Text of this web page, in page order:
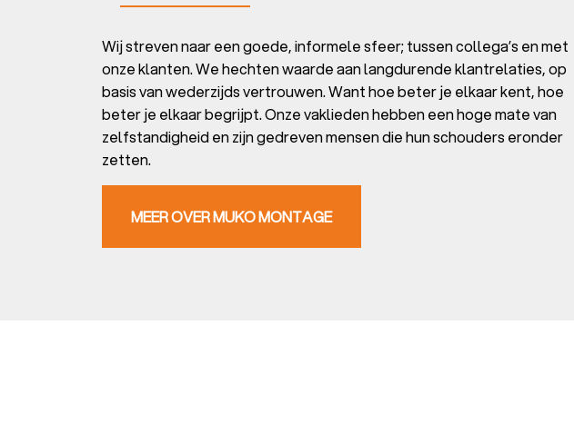
Wij streven naar een goede, informele sfeer; tussen collega’s en met
onze klanten. We hechten waarde aan langdurende klantrelaties, op
basis van wederzijds vertrouwen. Want hoe beter je elkaar kent, hoe
beter je elkaar begrijpt. Onze vaklieden hebben een hoge mate van
zelfstandigheid en zijn gedreven mensen die hun schouders eronder
zetten.
MEER OVER MUKO MONTAGE